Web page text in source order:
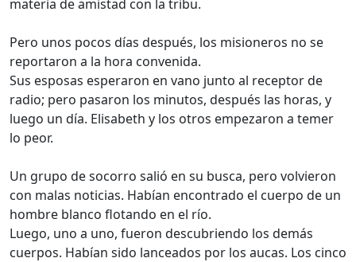
materia de amistad con la tribu.
Pero unos pocos días después, los misioneros no se
reportaron a la hora convenida.
Sus esposas esperaron en vano junto al receptor de
radio; pero pasaron los minutos, después las horas, y
luego un día. Elisabeth y los otros empezaron a temer
lo peor.
Un grupo de socorro salió en su busca, pero volvieron
con malas noticias. Habían encontrado el cuerpo de un
hombre blanco flotando en el río.
Luego, uno a uno, fueron descubriendo los demás
cuerpos. Habían sido lanceados por los aucas. Los cinco